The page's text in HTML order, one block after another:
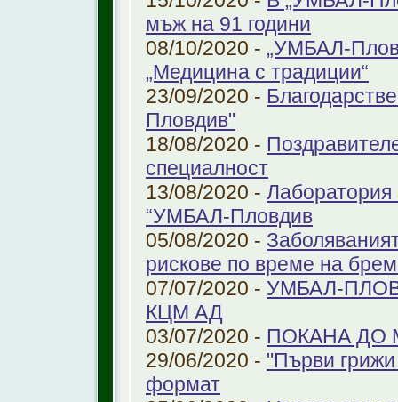
мъж на 91 години
08/10/2020 - „УМБАЛ-
„Медицина с традиции“
23/09/2020 -
Пловдив"
18/08/2020 -
специалност
13/08/2020 - Лаборатория
“УМБАЛ-Пловдив
05/08/2020 -
рискове по време на
07/07/2020 - УМБАЛ-
КЦМ АД
03/07/2020 - ПОКАНА ДО
29/06/2020 - "Първи
формат